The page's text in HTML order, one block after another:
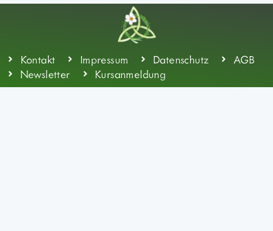
Kontakt Impressum Datenschutz
AGB
Newsletter
Kursanmeldung